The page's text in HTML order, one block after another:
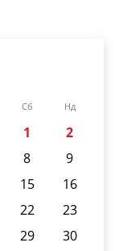
Сб Нд
1
2
8
9
15
16
22
23
29
30